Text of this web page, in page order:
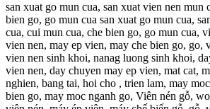
san xuat go mun cua, san xuat vien nen mun
bien go, go mun cua san xuat go mun cua,
cua, cui mun cua, che bien go, go mun cua,
vien nen, may ep vien, may che bien go, go,
vien nen sinh khoi, nanag luong sinh khoi,
vien nen, day chuyen may ep vien, mat cat,
nghien, bang tai, hoi cho , trien lam, may
bien go, may moc nganh go, Viên nén gỗ,